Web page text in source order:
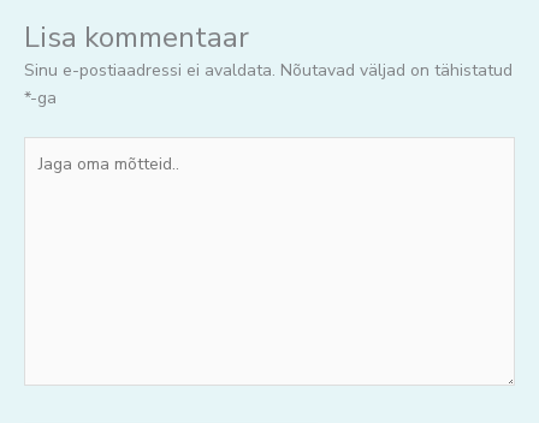
Lisa kommentaar
Sinu e-postiaadressi ei avaldata. Nõutavad väljad on tähistatud
*-ga
oma